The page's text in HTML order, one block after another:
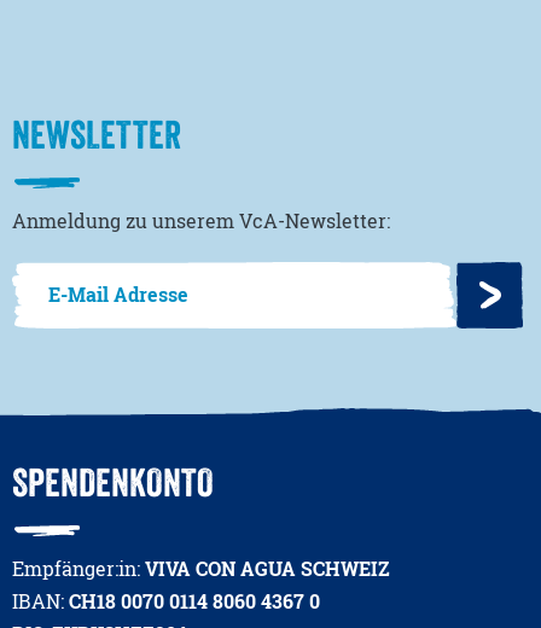
NEWSLETTER
Anmeldung zu unserem VcA-Newsletter:
SPENDENKONTO
Empfänger:in:VIVA CON AGUA SCHWEIZ
IBAN:CH18 0070 0114 8060 4367 0